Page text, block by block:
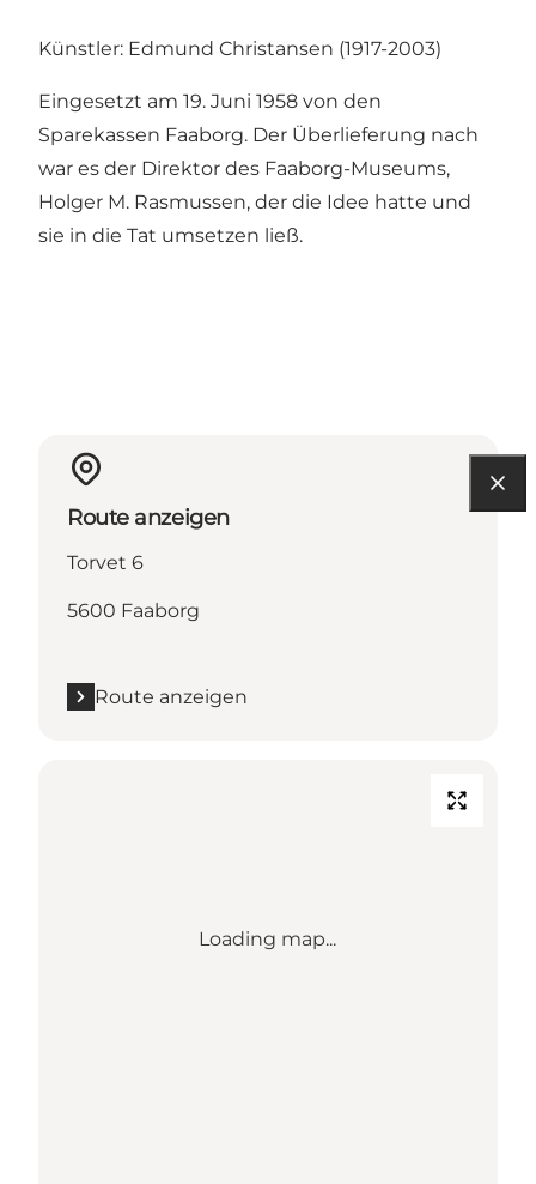
Künstler: Edmund Christansen (1917-2003)
Eingesetzt am 19. Juni 1958 von den
Sparekassen Faaborg. Der Überlieferung nach
war es der Direktor des Faaborg-Museums,
Holger M. Rasmussen, der die Idee hatte und
sie in die Tat umsetzen ließ.
Route anzeigen
Torvet 6
5600 Faaborg
Route anzeigen
Loading map...